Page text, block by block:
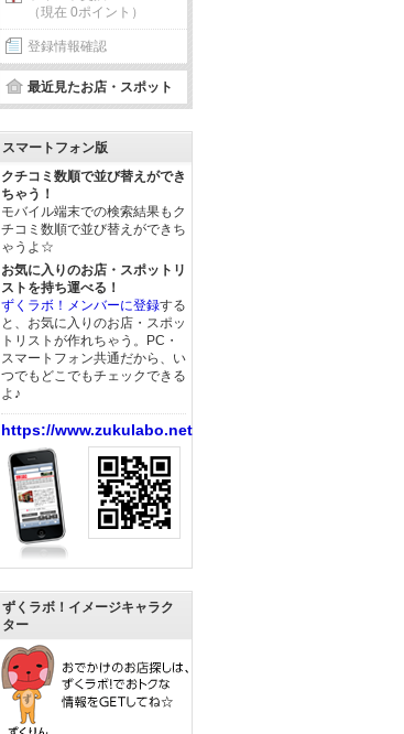
（現在 0ポイント）
登録情報確認
最近見たお店・スポット
スマートフォン版
クチコミ数順で並び替えができ
ちゃう！
モバイル端末での検索結果もク
チコミ数順で並び替えができち
ゃうよ☆
お気に入りのお店・スポットリ
ストを持ち運べる！
ずくラボ！メンバーに登録する
と、お気に入りのお店・スポッ
トリストが作れちゃう。PC・
スマートフォン共通だから、い
つでもどこでもチェックできる
よ♪
https://www.zukulabo.net/
ずくラボ！イメージキャラク
ター